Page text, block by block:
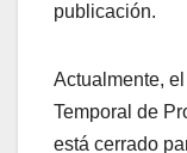
publicación.
Actualmente,
Temporal de
está cerrado